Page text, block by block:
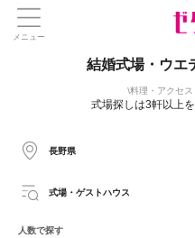
メニュー
結婚式場・ウエ
料理・アクセ
式場探しは3軒以上
長野県
式場・ゲストハウス
人数で探す